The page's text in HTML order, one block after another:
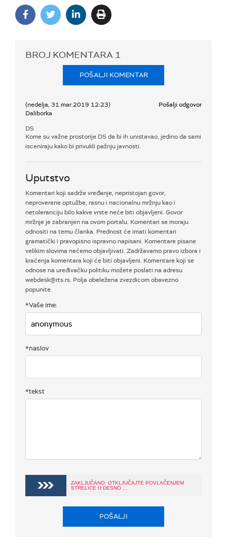
BROJ KOMENTARA 1
POŠALJI KOMENTAR
(nedelja, 31.mar.2019 12:23)
Daliborka
Pošalji odgovor
DS
Kome su važne prostorije DS da bi ih unistavao, jedino da sami
isceniraju kako bi privukli pažnju javnosti.
Uputstvo
Komentari koji sadrže vređanje, nepristojan govor,
neproverene optužbe, rasnu i nacionalnu mržnju kao i
netoleranciju bilo kakve vrste neće biti objavljeni. Govor
mržnje je zabranjen na ovom portalu. Komentari se moraju
odnositi na temu članka. Prednost će imati komentari
gramatički i pravopisno ispravno napisani. Komentare pisane
velikim slovima nećemo objavljivati. Zadržavamo pravo izbora i
kraćenja komentara koji će biti objavljeni. Komentare koji se
odnose na uređivačku politiku možete poslati na adresu
webdesk@rts.rs. Polja obeležena zvezdicom obavezno
popunite.
*Vaše ime:
*naslov
*tekst
ZAKLJUČANO: OTKLJUČAJTE POVLAČENJEM
STRELICE U DESNO ...
POŠALJI